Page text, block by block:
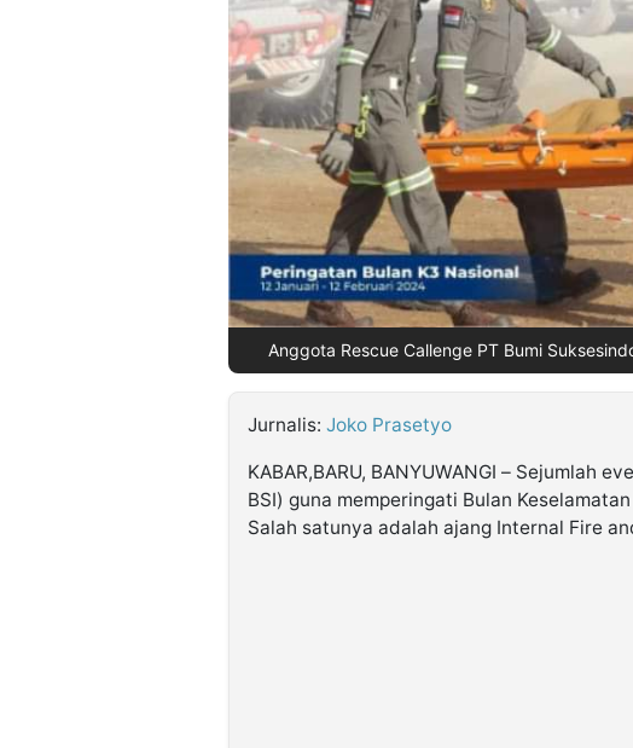
Anggota Rescue Callenge PT Bumi
Jurnalis: Joko Prasetyo
KABAR,BARU, BANYUWANGI – Sejumlah
BSI) guna memperingati Bulan
Salah satunya adalah ajang Internal Fire